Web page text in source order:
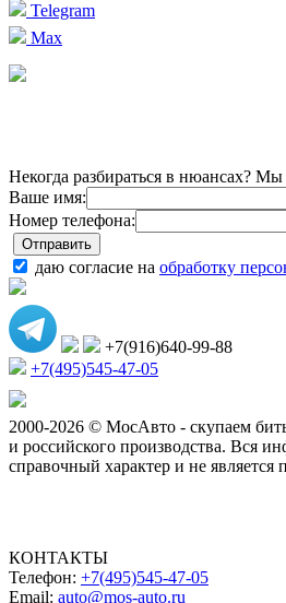
Telegram
Max
Некогда разбираться в нюансах?
Ваше имя:
Номер телефона:
даю согласие на обработку
+7(916)640-99-88
+7(495)545-47-05
2000-2026 © МосАвто - скупаем
и российского производства. Вся
справочный характер и не является
КОНТАКТЫ
Телефон: +7(495)545-47-05
Email: auto@mos-auto.ru